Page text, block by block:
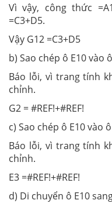
Vì vậy, công thức
=C3+D5.
Vậy G12 =C3+D5
b) Sao chép ô E10 vào
Báo lỗi, vì trang tính
chỉnh.
G2 = #REF!+#REF!
c) Sao chép ô E10 vào
Báo lỗi, vì trang tính
chỉnh.
E3 =#REF!+#REF!
d) Di chuyển ô E10